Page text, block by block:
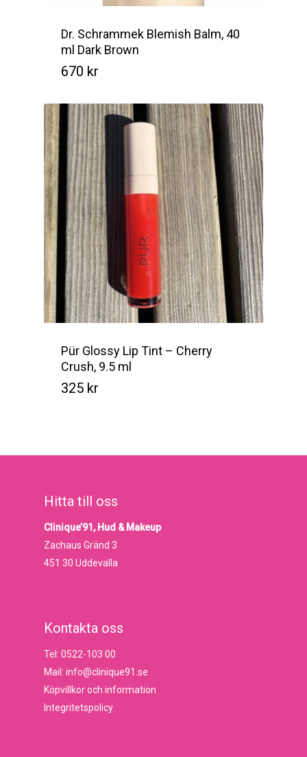
Dr. Schrammek Blemish Balm, 40
ml Dark Brown
670 kr
Pür Glossy Lip Tint – Cherry
Crush, 9.5 ml
325 kr
Hitta till oss
Clinique’91, Hud & Makeup
Zachaus Gränd 3
451 30 Uddevalla
Kontakta oss
Tel: 0522-103 00
Mail: info@clinique91.se
Köpvillkor och information
Integritetspolicy